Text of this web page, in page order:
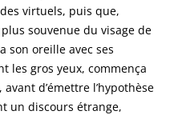
virtuels, puis que,
souvenue du visage de
son oreille avec ses
les gros yeux, commença
d’émettre l’hypothèse
un discours étrange,